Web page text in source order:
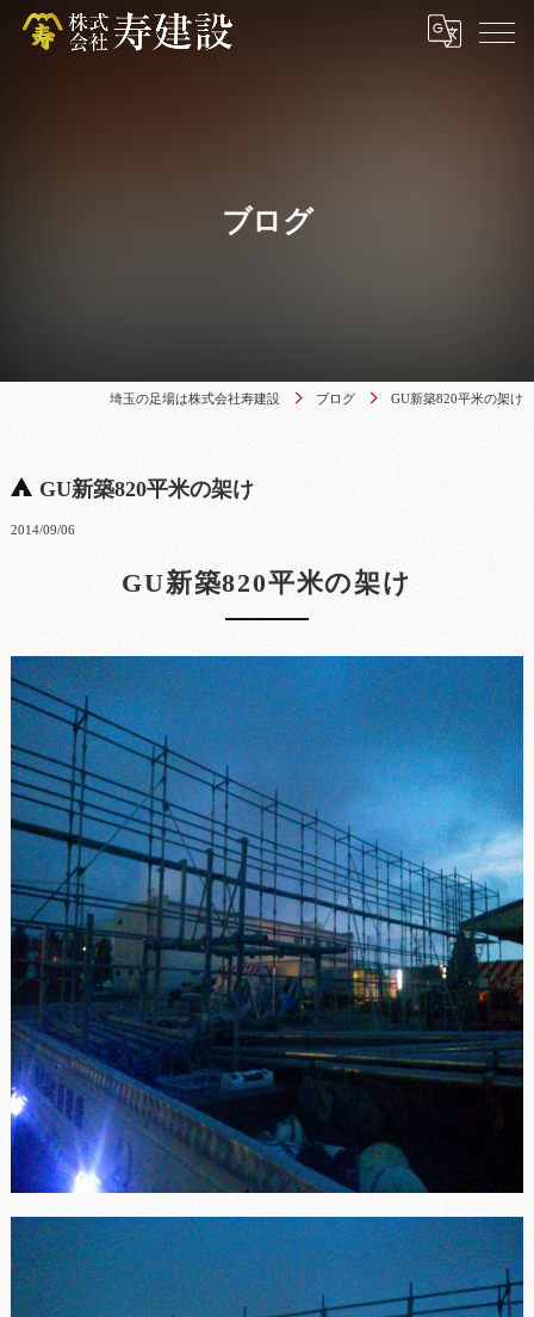
ブログ
埼玉の足場は株式会社寿建設 ブログ GU新築820平米の架け
GU新築820平米の架け
2014/09/06
GU新築820平米の架け